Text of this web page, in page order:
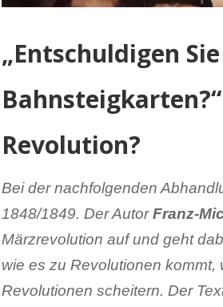
„Entschuldigen
Revolution?
Bei der nachfolgenden
1848/1849. Der AutorFranz-
Märzrevolution auf und geht
wie es zu Revolutionen
Revolutionen scheitern. Der